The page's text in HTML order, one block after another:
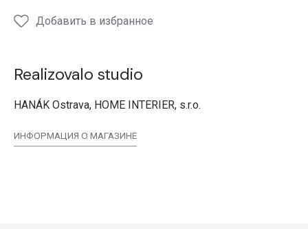
Добавить в избранное
Realizovalo studio
HANÁK Ostrava, HOME INTERIER, s.r.o.
ИНФОРМАЦИЯ О МАГАЗИНЕ